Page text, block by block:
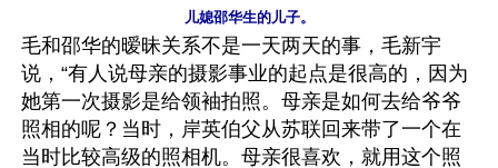
儿媳邵华生的儿子。
毛和邵华的暧昧关系不是一天两天的事，毛新宇
说，“有人说母亲的摄影事业的起点是很高的，因为
她第一次摄影是给领袖拍照。母亲是如何去给爷爷
照相的呢？当时，岸英伯父从苏联回来带了一个在
当时比较高级的照相机。母亲很喜欢，就用这个照